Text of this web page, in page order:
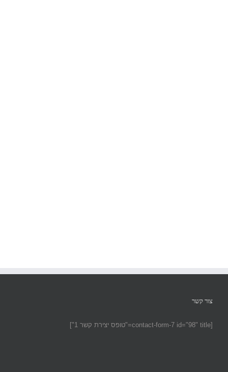
צור קשר
[contact-form-7 id="98" title="טופס יצירת קשר 1"]